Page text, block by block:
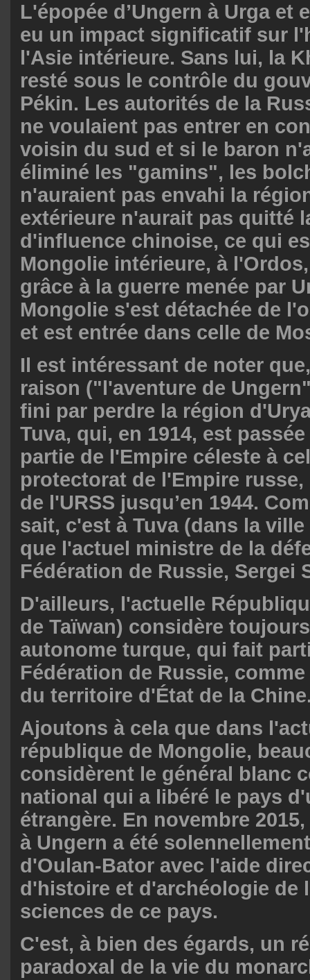
L'épopée d’Ungern à Urga et
eu un impact significatif sur
l'Asie intérieure. Sans lui, la
resté sous le contrôle du
Pékin. Les autorités de la
ne voulaient pas entrer en
voisin du sud et si le baron
éliminé les "gamins", les
n'auraient pas envahi la
extérieure n'aurait pas quitté
d'influence chinoise, ce qui
Mongolie intérieure, à
grâce à la guerre menée par
Mongolie s'est détachée de
et est entrée dans celle de
Il est intéressant de noter
raison ("l'aventure de
fini par perdre la région
Tuva, qui, en 1914, est
partie de l'Empire céleste à
protectorat de l'Empire
de l'URSS jusqu’en 1944.
sait, c'est à Tuva (dans la ville
que l'actuel ministre de la
Fédération de Russie, Sergei
D'ailleurs, l'actuelle
de Taïwan) considère
autonome turque, qui fait
Fédération de Russie,
du territoire d'État de la
Ajoutons à cela que dans
république de Mongolie,
considèrent le général blanc
national qui a libéré le pays
étrangère. En novembre
à Ungern a été
d'Oulan-Bator avec l'aide
d'histoire et d'archéologie de
sciences de ce pays.
C'est, à bien des égards, un
paradoxal de la vie du